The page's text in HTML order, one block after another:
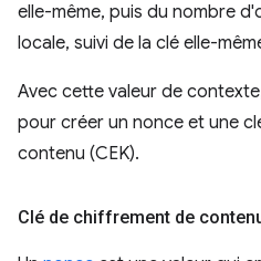
elle-même, puis du nombre
locale, suivi de la clé elle-
Avec cette valeur de
pour créer un nonce et une
contenu (CEK).
Clé de chiffrement de